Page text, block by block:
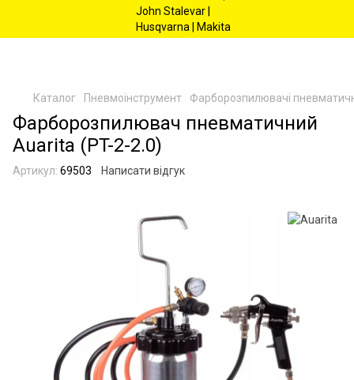
Каталог Пневмоінструмент Фарборозпилювачі
Фарборозпилювач пневматичний
Auarita (PT-2-2.0)
Артикул: 69503 Написати відгук